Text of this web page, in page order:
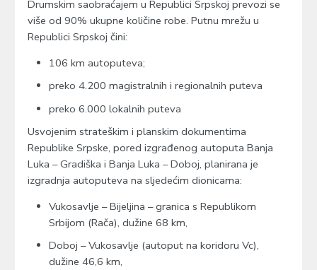
Drumskim saobraćajem u Republici Srpskoj prevozi se
više od 90% ukupne količine robe. Putnu mrežu u
Republici Srpskoj čini:
106 km autoputeva;
preko 4.200 magistralnih i regionalnih puteva
preko 6.000 lokalnih puteva
Usvojenim strateškim i planskim dokumentima
Republike Srpske, pored izgrađenog autoputa Banja
Luka – Gradiška i Banja Luka – Doboj, planirana je
izgradnja autoputeva na sljedećim dionicama:
Vukosavlje – Bijeljina – granica s Republikom
Srbijom (Rača), dužine 68 km,
Doboj – Vukosavlje (autoput na koridoru Vc),
dužine 46,6 km,